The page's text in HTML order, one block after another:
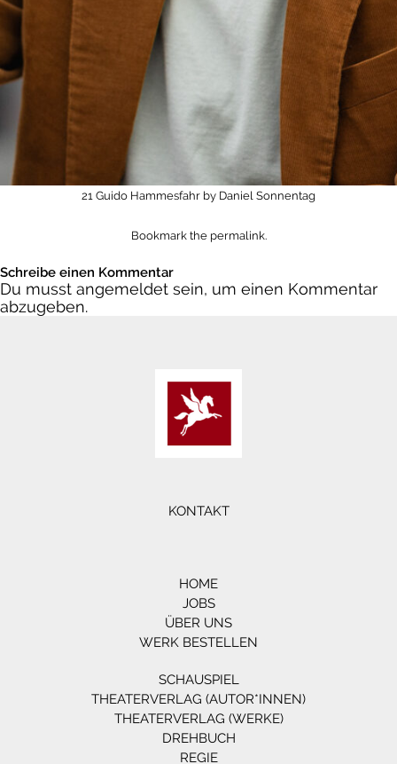
21 Guido Hammesfahr by Daniel Sonnentag
Bookmark the permalink.
Schreibe einen Kommentar
Du musst angemeldet sein, um einen Kommentar
abzugeben.
KONTAKT
HOME
JOBS
ÜBER UNS
WERK BESTELLEN
SCHAUSPIEL
THEATERVERLAG (AUTOR*INNEN)
THEATERVERLAG (WERKE)
DREHBUCH
REGIE